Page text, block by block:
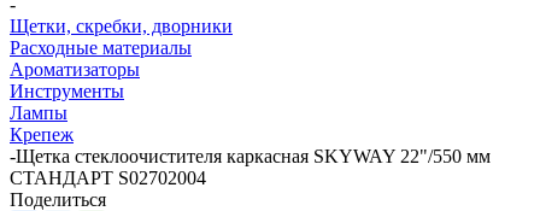
Щетки, скребки, дворники
Расходные материалы
Ароматизаторы
Инструменты
Лампы
Крепеж
-Щетка стеклоочистителя каркасная SKYWAY 22"/550 мм
СТАНДАРТ S02702004
Поделиться